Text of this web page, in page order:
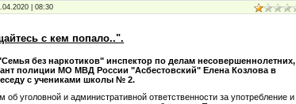
|08:30
с кем попало..".
без наркотиков" инспектор по делам несовершеннолетних,
полиции МО МВД России "Асбестовский" Елена Козлова в
с учениками школы № 2.
об уголовной и административной ответственности за употребление и